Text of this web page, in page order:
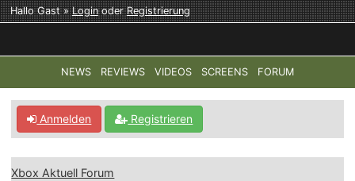
Hallo Gast »LoginoderRegistrierung
NEWS REVIEWS VIDEOS SCREENS FORUM
TOP-THEMEN: COD: MODERN WARFARE 4 HALO:
Anmelden Registrieren
Xbox Aktuell Forum